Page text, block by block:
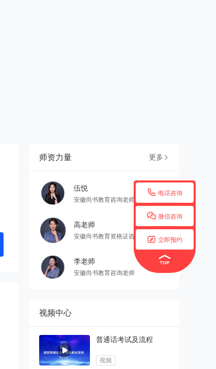
 电话咨询
 微信咨询
 立即预约
师资力量 更多 
伍悦
安徽尚书教育咨询老师
高老师
安徽尚书教育资格证咨询老师
李老师
安徽尚书教育咨询老师
视频中心
普通话考试及流程
视频